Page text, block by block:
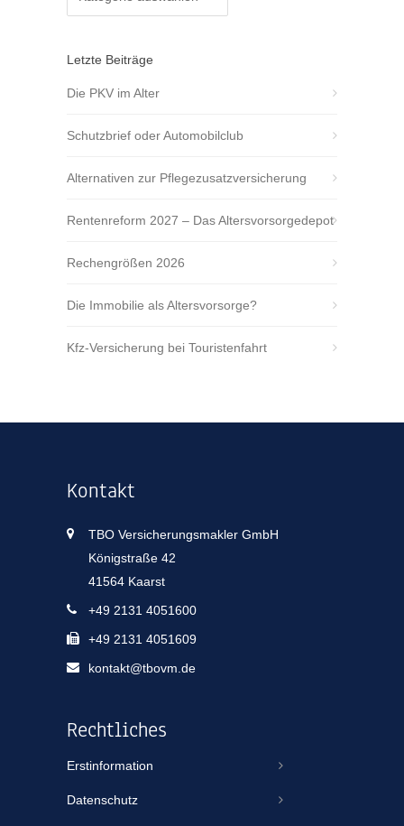
Letzte Beiträge
Die PKV im Alter
Schutzbrief oder Automobilclub
Alternativen zur Pflegezusatzversicherung
Rentenreform 2027 – Das Altersvorsorgedepot
Rechengrößen 2026
Die Immobilie als Altersvorsorge?
Kfz-Versicherung bei Touristenfahrt
Kontakt
TBO Versicherungsmakler GmbH
Königstraße 42
41564 Kaarst
+49 2131 4051600
+49 2131 4051609
kontakt@tbovm.de
Rechtliches
Erstinformation
Datenschutz